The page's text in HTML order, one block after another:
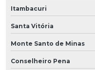
Itambacuri
Santa Vitória
Monte Santo de Minas
Conselheiro Pena